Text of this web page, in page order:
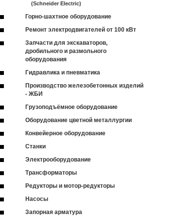
(Schneider Electric)
Горно-шахтное оборудование
Ремонт электродвигателей от 100 кВт
Запчасти для экскаваторов,
дробильного и размольного
оборудования
Гидравлика и пневматика
Производство железобетонных изделий
- ЖБИ
Грузоподъёмное оборудование
Оборудование цветной металлургии
Конвейерное оборудование
Станки
Электрооборудование
Трансформаторы
Редукторы и мотор-редукторы
Насосы
Запорная арматура